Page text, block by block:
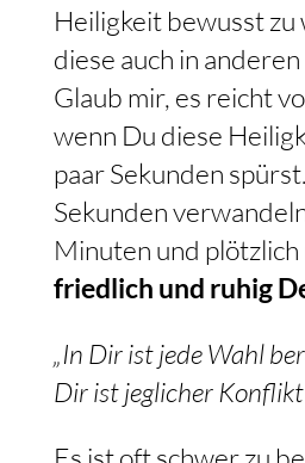
Heiligkeit bewusst zu
diese auch in anderen
Glaub mir, es reicht
wenn Du diese
paar Sekunden
Sekunden
Minuten und
friedlich und ruhig
„In Dir ist jede Wahl
Dir ist jeglicher Konflikt